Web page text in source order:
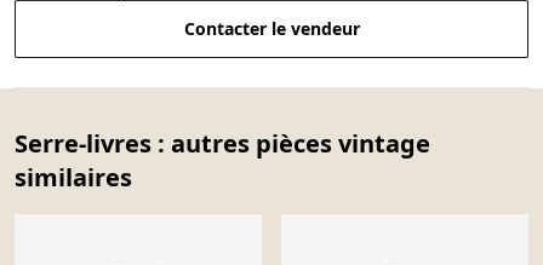
Contacter le vendeur
Serre-livres : autres pièces vintage
similaires